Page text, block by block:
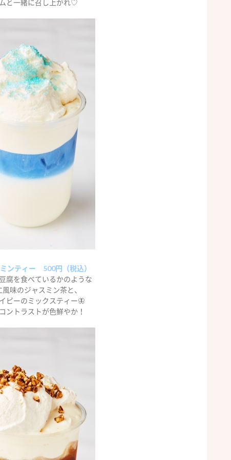
と一緒に召し上がれ♡
ンティー 500円（税込）
腐を食べているかのような
味のジャスミン茶と、
ピーのミックスティー🦋
ントラストが色鮮やか！